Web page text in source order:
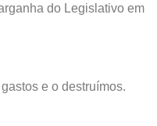
do Legislativo em
e o destruímos.